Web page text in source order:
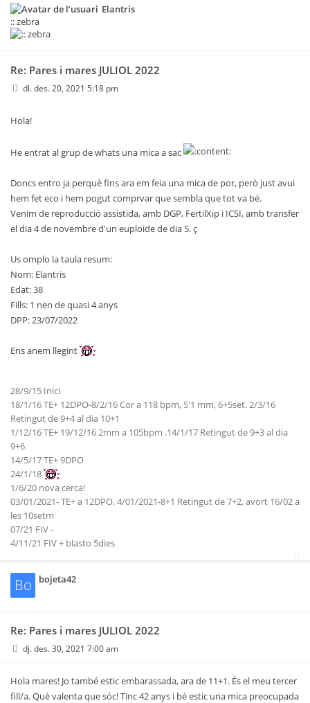
Elantris
:: zebra
Re: Pares i mares JULIOL 2022
dl. des. 20, 2021 5:18 pm
Hola!
He entrat al grup de whats una mica a sac
Doncs entro ja perquè fins ara em feia una mica de por, però just avui
hem fet eco i hem pogut comprvar que sembla que tot va bé.
Venim de reproducció assistida, amb DGP, FertilXip i ICSI, amb transfer
el dia 4 de novembre d'un euploide de dia 5. ç
Us omplo la taula resum:
Nom: Elantris
Edat: 38
Fills: 1 nen de quasi 4 anys
DPP: 23/07/2022
Ens anem llegint
28/9/15 Inici
18/1/16 TE+ 12DPO-8/2/16 Cor a 118 bpm, 5'1 mm, 6+5set. 2/3/16
Retingut de 9+4 al dia 10+1
1/12/16 TE+ 19/12/16 2mm a 105bpm .14/1/17 Retingut de 9+3 al dia
9+6
14/5/17 TE+ 9DPO
24/1/18
1/6/20 nova cerca!
03/01/2021- TE+ a 12DPO. 4/01/2021-8+1 Retingut de 7+2, avort 16/02 a
les 10setm
07/21 FIV -
4/11/21 FIV + blasto 5dies
Bo bojeta42
Re: Pares i mares JULIOL 2022
dj. des. 30, 2021 7:00 am
Hola mares! Jo també estic embarassada, ara de 11+1. És el meu tercer
fill/a. Què valenta que sóc! Tinc 42 anys i bé estic una mica preocupada